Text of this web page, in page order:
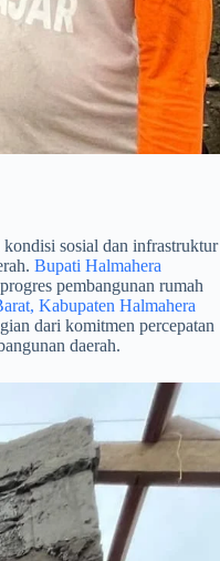
sosial dan infrastruktur
Bupati Halmahera
pembangunan rumah
Kabupaten Halmahera
dari komitmen percepatan
daerah.